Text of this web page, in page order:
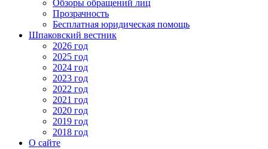
Обзоры обращений лиц
Прозрачность
Бесплатная юридическая помощь
Шпаковский вестник
2026 год
2025 год
2024 год
2023 год
2022 год
2021 год
2020 год
2019 год
2018 год
О сайте